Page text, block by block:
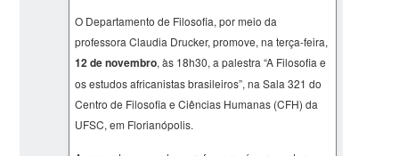
O Departamento de Filosofia, por meio da
professora Claudia Drucker, promove, na terça-feira,
12 de novembro, às 18h30, a palestra “A Filosofia e
os estudos africanistas brasileiros”, na Sala 321 do
Centro de Filosofia e Ciências Humanas (CFH) da
UFSC, em Florianópolis.